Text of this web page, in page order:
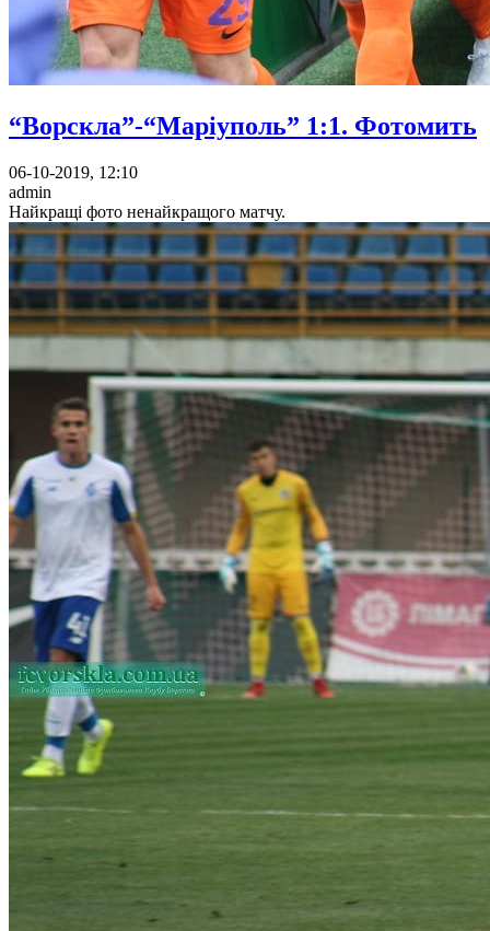
“Ворскла”-“Маріуполь” 1:1. Фотомить
06-10-2019, 12:10
admin
Найкращі фото ненайкращого матчу.